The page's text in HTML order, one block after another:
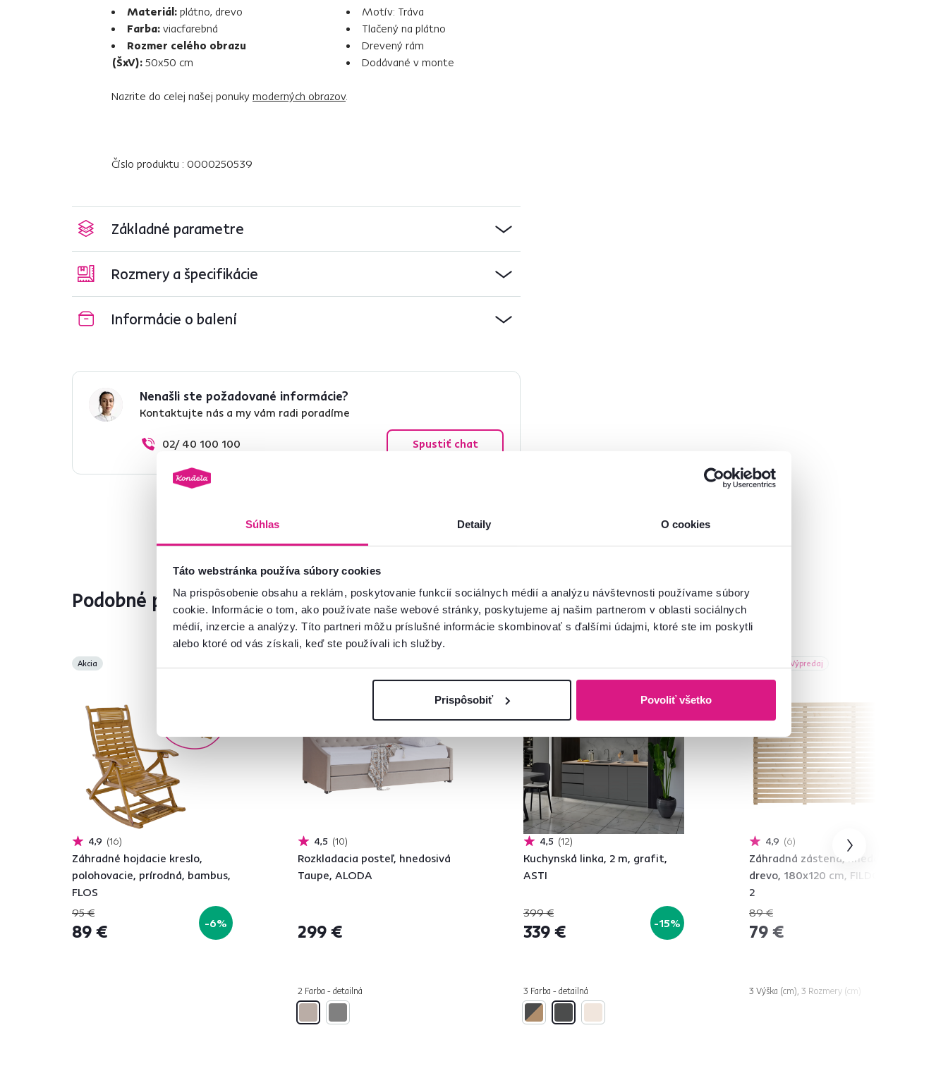
Súhlas Detaily O cookies
Táto webstránka používa súbory cookies
Na prispôsobenie obsahu a reklám, poskytovanie funkcií sociálnych médií a analýzu návštevnosti používame súbory
cookie. Informácie o tom, ako používate naše webové stránky, poskytujeme aj našim partnerom v oblasti sociálnych
médií, inzercie a analýzy. Títo partneri môžu príslušné informácie skombinovať s ďalšími údajmi, ktoré ste im poskytli
alebo ktoré od vás získali, keď ste používali ich služby.
Prispôsobiť Povoliť všetko
Materiál: plátno, drevo
Farba: viacfarebná
Rozmer celého obrazu
(ŠxV): 50x50 cm
Motív: Tráva
Tlačený na plátno
Drevený rám
Dodávané v monte
Nazrite do celej našej ponuky moderných obrazov.
Číslo produktu : 0000250539
Základné parametre
Rozmery a špecifikácie
Informácie o balení
Nenašli ste požadované informácie?
Kontaktujte nás a my vám radi poradíme
02/ 40 100 100 Spustiť chat
Podobné produkty
Akcia
4,9 16
Záhradné hojdacie kreslo,
polohovacie, prírodná, bambus,
FLOS
95 €
89 € -6%
4,5 10
Rozkladacia posteľ, hnedosivá
Taupe, ALODA
299 €
2 Farba - detailná
Novinka
4,5 12
Kuchynská linka, 2 m, grafit,
ASTI
399 €
339 € -15%
3 Farba - detailná
Výpredaj
4,9 6
Záhradná zástena, hnedá,
drevo, 180x120 cm, FILDO TYP
2
89 €
79 €
3 Výška (cm), 3 Rozmery (cm)